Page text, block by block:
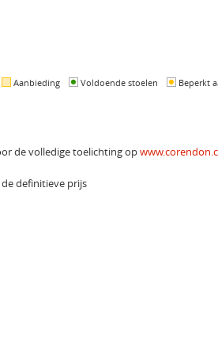
Aanbieding Voldoende stoelen Beperkt
de volledige toelichting op
definitieve prijs